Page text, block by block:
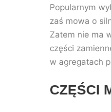
Popularnym
zaś mowa o
Zatem nie ma
części
w agregatach
CZĘŚCI